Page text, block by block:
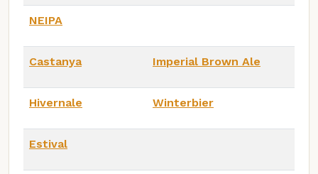
NEIPA
Castanya Imperial Brown Ale
Hivernale Winterbier
Estival